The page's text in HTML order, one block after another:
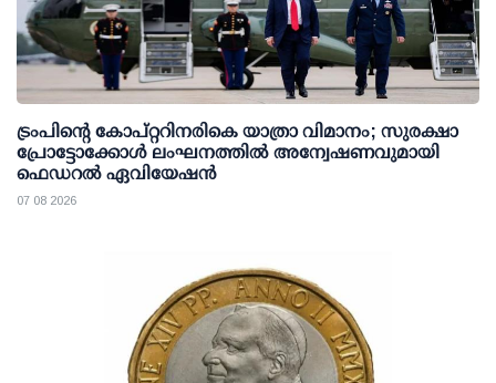
ട്രംപിന്റെ കോപ്റ്ററിനരികെ യാത്രാ വിമാനം; സുരക്ഷാ
പ്രോട്ടോക്കോള്‍ ലംഘനത്തില്‍ അന്വേഷണവുമായി
ഫെഡറല്‍ ഏവിയേഷന്‍
07 08 2026